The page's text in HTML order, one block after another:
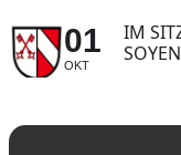
01
OKT
IM
SOYEN